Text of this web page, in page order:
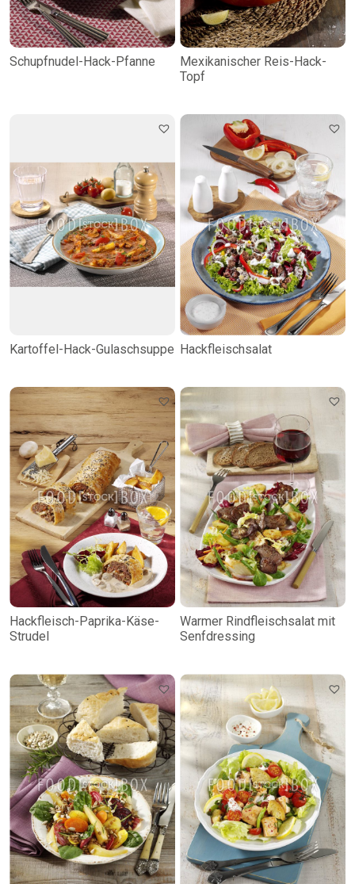
Schupfnudel-Hack-Pfanne
Mexikanischer Reis-Hack-
Topf
Kartoffel-Hack-Gulaschsuppe Hackfleischsalat
Hackfleisch-Paprika-Käse-
Strudel
Warmer Rindfleischsalat mit
Senfdressing